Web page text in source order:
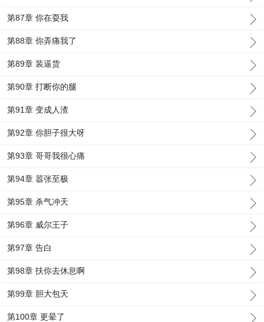
第87章 你在耍我
第88章 你弄痛我了
第89章 装逼货
第90章 打断你的腿
第91章 变成人渣
第92章 你胆子很大呀
第93章 哥哥我很心痛
第94章 嚣张至极
第95章 杀气冲天
第96章 威尔王子
第97章 告白
第98章 扶你去休息啊
第99章 胆大包天
第100章 更晕了